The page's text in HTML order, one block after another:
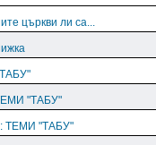
църкви ли са...
"ТАБУ"
ТЕМИ "ТАБУ"